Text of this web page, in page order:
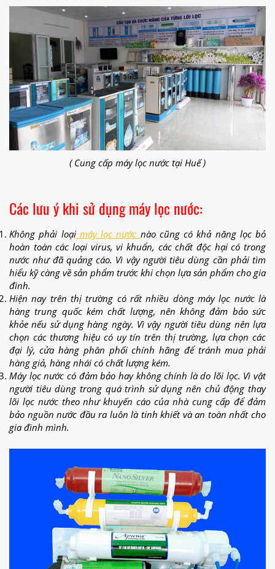
( Cung cấp máy lọc nước tại Huế )
Các lưu ý khi sử dụng máy lọc nước:
Không phải loạimáy lọc nước nào cũng có khả năng lọc bỏ
hoàn toàn các loại virus, vi khuẩn, các chất độc hại có trong
nước như đã quảng cáo. Vì vậy người tiêu dùng cần phải tìm
hiểu kỹ càng về sản phẩm trước khi chọn lựa sản phẩm cho gia
đình.
Hiện nay trên thị trường có rất nhiều dòng máy lọc nước là
hàng trung quốc kém chất lượng, nên không đảm bảo sức
khỏe nếu sử dụng hàng ngày. Vì vậy người tiêu dùng nên lựa
chọn các thương hiệu có uy tín trên thị trường, lựa chọn các
đại lý, cửa hàng phân phối chính hãng để tránh mua phải
hàng giả, hàng nhái có chất lượng kém.
Máy lọc nước có đảm bảo hay không chính là do lõi lọc. Vì vật
người tiêu dùng trong quá trình sử dụng nên chủ động thay
lõi lọc nước theo như khuyến cáo của nhà cung cấp để đảm
bảo nguồn nước đầu ra luôn là tinh khiết và an toàn nhất cho
gia đình mình.